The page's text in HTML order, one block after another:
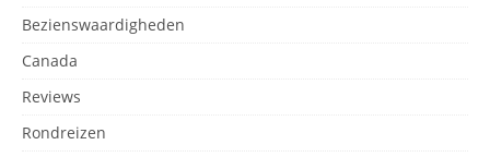
Bezienswaardigheden
Canada
Reviews
Rondreizen